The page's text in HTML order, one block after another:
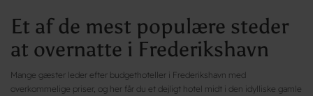
Et af de mest populære steder
at overnatte i Frederikshavn
Mange gæster leder efter budgethoteller i Frederikshavn med
overkommelige priser, og her får du et dejligt hotel midt i den idylliske gamle